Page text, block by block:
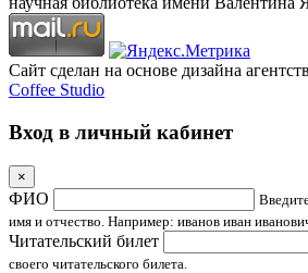
Сайт сделан на основе дизайна
Coffee Studio
Вход в личный кабинет
×
ФИО
имя и отчество. Например: иванов иван
Читательский билет
своего читательского билета.